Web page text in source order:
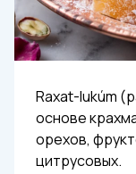
Raxat-lukúm
основе
орехов,
цитрусовых.